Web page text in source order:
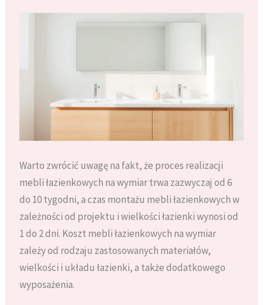
Warto zwrócić uwagę na fakt, że proces realizacji
mebli łazienkowych na wymiar trwa zazwyczaj od 6
do 10 tygodni, a czas montażu mebli łazienkowych w
zależności od projektu i wielkości łazienki wynosi od
1 do 2 dni. Koszt mebli łazienkowych na wymiar
zależy od rodzaju zastosowanych materiałów,
wielkości i układu łazienki, a także dodatkowego
wyposażenia.